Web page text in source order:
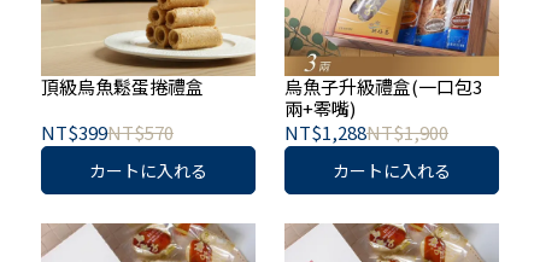
頂級烏魚鬆蛋捲禮盒
NT$399NT$570
カートに入れる
烏魚子升級禮盒(一口包3
兩+零嘴)
NT$1,288NT$1,900
カートに入れる